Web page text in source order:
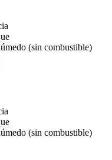
(sin combustible)
(sin combustible)